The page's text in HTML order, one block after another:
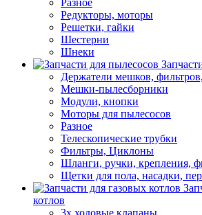
Разное
Редукторы, моторы
Решетки, гайки
Шестерни
Шнеки
Держатели мешков,
Мешки-пылесборники
Модули, кнопки
Моторы для пылесосов
Разное
Телескопические трубки
Фильтры, Циклоны
Шланги, ручки, крепления,
Щетки для пола, насадки,
котлов
3х ходовые клапаны